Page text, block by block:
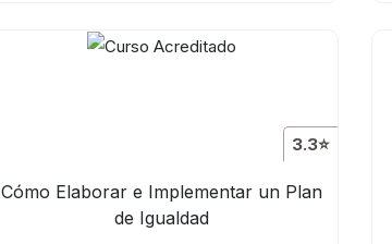
3.3⭐
Cómo Elaborar e Implementar un Plan
de Igualdad